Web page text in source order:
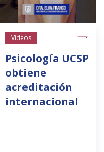
Videos
Psicología UCSP
obtiene
acreditación
internacional